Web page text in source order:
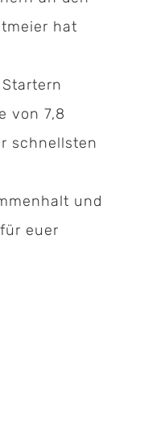
hat
von 7,8
schnellsten
und
euer